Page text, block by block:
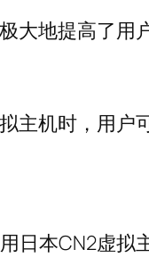
大地提高了用户
主机时，用
日本CN2虚